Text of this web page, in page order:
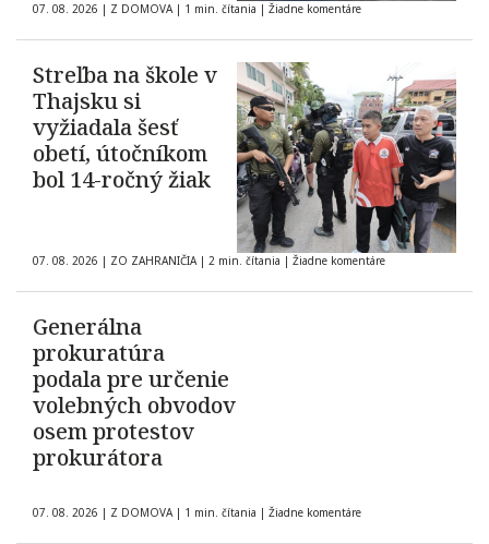
07. 08. 2026 | Z DOMOVA | 1 min. čítania | Žiadne komentáre
Streľba na škole v
Thajsku si
vyžiadala šesť
obetí, útočníkom
bol 14-ročný žiak
07. 08. 2026 | ZO ZAHRANIČIA | 2 min. čítania | Žiadne komentáre
Generálna
prokuratúra
podala pre určenie
volebných obvodov
osem protestov
prokurátora
07. 08. 2026 | Z DOMOVA | 1 min. čítania | Žiadne komentáre